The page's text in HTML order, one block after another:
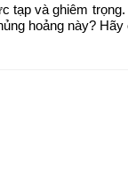
và ghiêm
hoảng này?